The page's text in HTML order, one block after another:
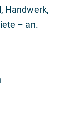
Handwerk,
– an.